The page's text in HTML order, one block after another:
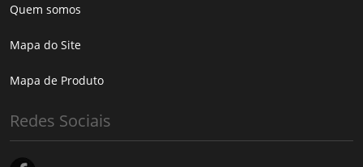
Quem somos
Mapa do Site
Mapa de Produto
Redes Sociais